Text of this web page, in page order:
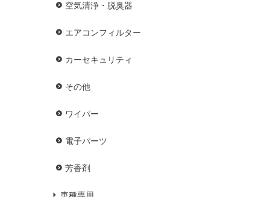
空気清浄・脱臭器
エアコンフィルター
カーセキュリティ
その他
ワイパー
電子パーツ
芳香剤